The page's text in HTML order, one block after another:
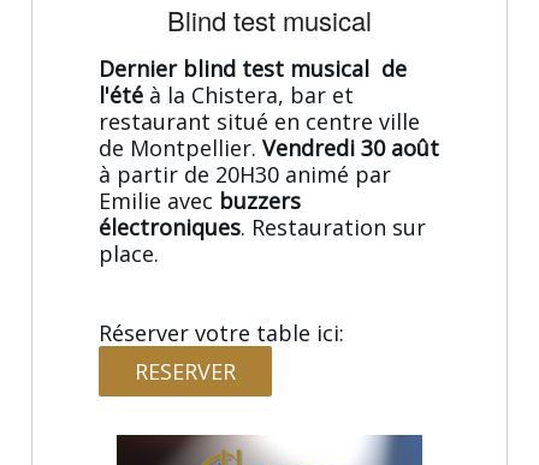
Blind test musical
Dernier blind test musical de
l'été à la Chistera, bar et
restaurant situé en centre ville
de Montpellier. Vendredi 30 août
à partir de 20H30 animé par
Emilie avec buzzers
électroniques. Restauration sur
place.
Réserver votre table ici:
RESERVER